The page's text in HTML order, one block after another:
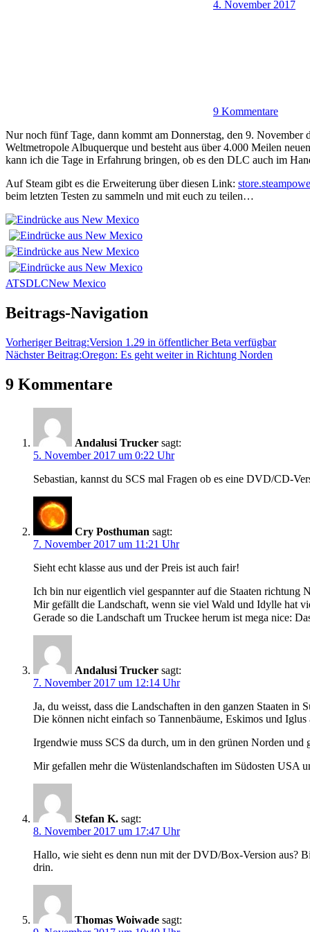
4. November 2017
9 Kommentare
Nur noch fünf Tage, dann kommt am Donnerstag, den 9.
Weltmetropole Albuquerque und besteht aus über 4.000 Meilen
kann ich die Tage in Erfahrung bringen, ob es den DLC auch im
Auf Steam gibt es die Erweiterung über diesen Link:
beim letzten Testen zu sammeln und mit euch zu teilen…
ATSDLCNew Mexico
Beitrags-Navigation
Vorheriger Beitrag:Version 1.29 in öffentlicher Beta verfügbar
Nächster Beitrag:Oregon: Es geht weiter in Richtung Norden
9 Kommentare
Andalusi Trucker sagt:
5. November 2017 um 0:22 Uhr
Sebastian, kannst du SCS mal Fragen ob es eine DVD/CD-
Cry Posthuman sagt:
7. November 2017 um 11:21 Uhr
Sieht echt klasse aus und der Preis ist auch fair!
Ich bin nur eigentlich viel gespannter auf die Staaten richtung
Mir gefällt die Landschaft, wenn sie viel Wald und Idylle hat
Gerade so die Landschaft um Truckee herum ist mega nice:
Andalusi Trucker sagt:
7. November 2017 um 12:14 Uhr
Ja, du weisst, dass die Landschaften in den ganzen Staaten in
Die können nicht einfach so Tannenbäume, Eskimos und
Irgendwie muss SCS da durch, um in den grünen Norden und
Mir gefallen mehr die Wüstenlandschaften im Südosten USA
Stefan K. sagt:
8. November 2017 um 17:47 Uhr
Hallo, wie sieht es denn nun mit der DVD/Box-Version aus?
drin.
Thomas Woiwade sagt: